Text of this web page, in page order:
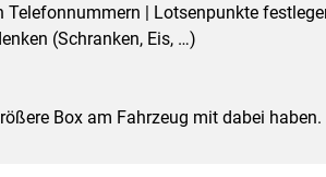
| Lotsenpunkte
(Schranken, Eis, …)
Box am Fahrzeug mit dabei haben.